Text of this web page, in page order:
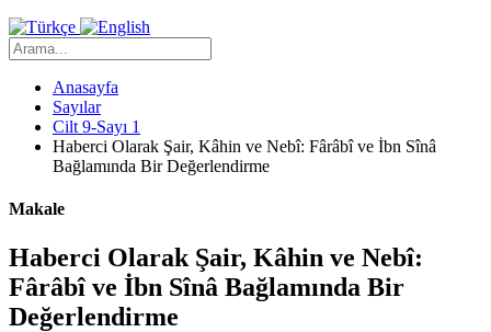
Anasayfa
Sayılar
Cilt 9-Sayı 1
Haberci Olarak Şair, Kâhin ve Nebî: Fârâbî ve İbn Sînâ
Bağlamında Bir Değerlendirme
Makale
Haberci Olarak Şair, Kâhin ve Nebî:
Fârâbî ve İbn Sînâ Bağlamında Bir
Değerlendirme